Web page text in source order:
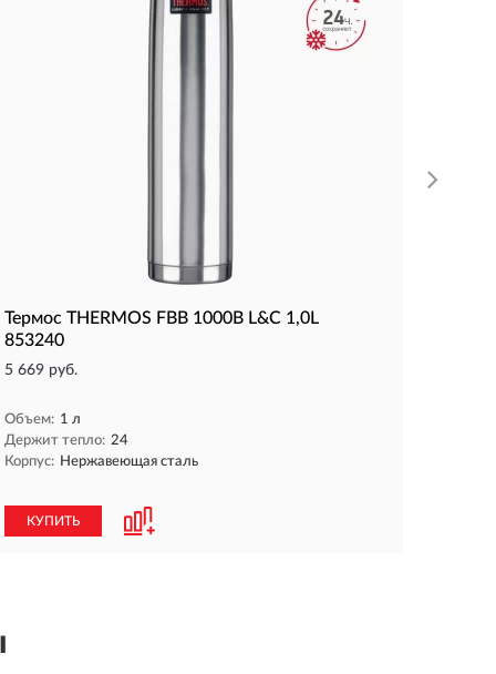
Термос THERMOS FBB 1000B L&C 1,0L
853240
5 669 руб.
Объем: 1 л
Держит тепло: 24
Корпус: Нержавеющая сталь
КУПИТЬ